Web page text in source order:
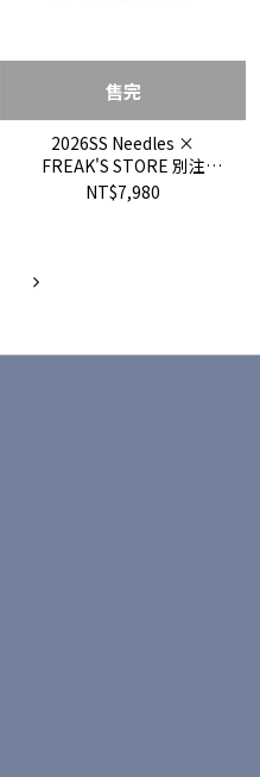
售完
2026SS Needles ×
FREAK'S STORE 別注
H.D.TrackPant
NT$7,980